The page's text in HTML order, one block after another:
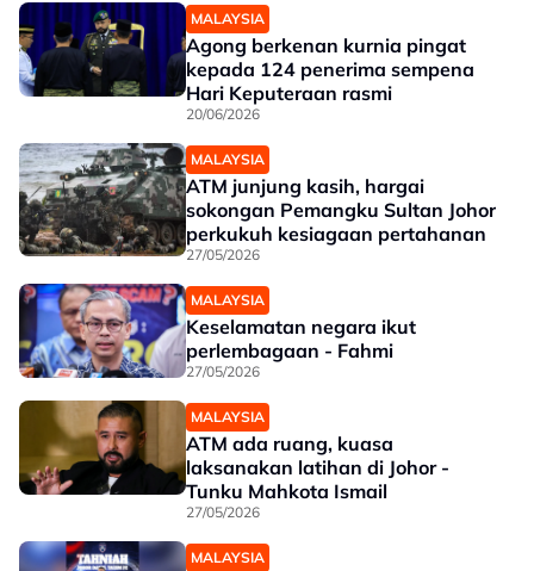
MALAYSIA
Agong berkenan kurnia pingat
kepada 124 penerima sempena
Hari Keputeraan rasmi
20/06/2026
MALAYSIA
ATM junjung kasih, hargai
sokongan Pemangku Sultan Johor
perkukuh kesiagaan pertahanan
27/05/2026
MALAYSIA
Keselamatan negara ikut
perlembagaan - Fahmi
27/05/2026
MALAYSIA
ATM ada ruang, kuasa
laksanakan latihan di Johor -
Tunku Mahkota Ismail
27/05/2026
MALAYSIA